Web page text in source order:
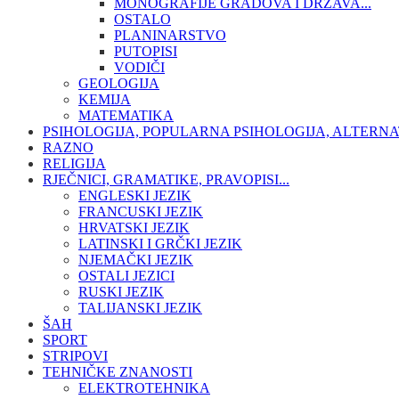
MONOGRAFIJE GRADOVA I DRŽAVA...
OSTALO
PLANINARSTVO
PUTOPISI
VODIČI
GEOLOGIJA
KEMIJA
MATEMATIKA
PSIHOLOGIJA, POPULARNA PSIHOLOGIJA,
RAZNO
RELIGIJA
RJEČNICI, GRAMATIKE, PRAVOPISI...
ENGLESKI JEZIK
FRANCUSKI JEZIK
HRVATSKI JEZIK
LATINSKI I GRČKI JEZIK
NJEMAČKI JEZIK
OSTALI JEZICI
RUSKI JEZIK
TALIJANSKI JEZIK
ŠAH
SPORT
STRIPOVI
TEHNIČKE ZNANOSTI
ELEKTROTEHNIKA